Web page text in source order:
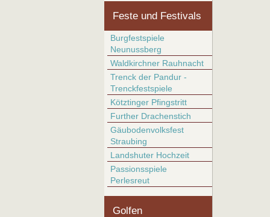
Feste und Festivals
Burgfestspiele
Neunussberg
Waldkirchner Rauhnacht
Trenck der Pandur -
Trenckfestspiele
Kötztinger Pfingstritt
Further Drachenstich
Gäubodenvolksfest
Straubing
Landshuter Hochzeit
Passionsspiele
Perlesreut
Golfen